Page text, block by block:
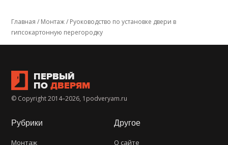
Главная / Монтаж / Руоководство по установке двери в
гипсокартонную перегородку
ПЕРВЫЙ
ПО ДВЕРЯМ
© Copyright 2014–2026, 1podveryam.ru
Другое
О сайте
Рубрики
Монтаж